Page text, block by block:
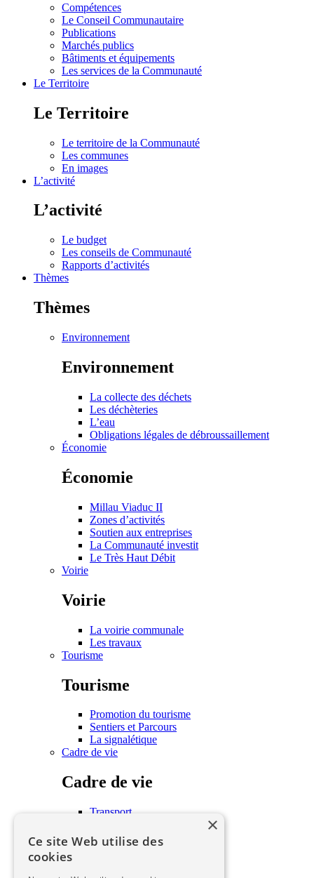
Compétences
Le Conseil Communautaire
Publications
Marchés publics
Bâtiments et équipements
Les services de la Communauté
Le Territoire
Le Territoire
Le territoire de la Communauté
Les communes
En images
L’activité
L’activité
Le budget
Les conseils de Communauté
Rapports d’activités
Thèmes
Thèmes
Environnement
Environnement
La collecte des déchets
Les déchèteries
L’eau
Obligations légales de débroussaillement
Économie
Économie
Millau Viaduc II
Zones d’activités
Soutien aux entreprises
La Communauté investit
Le Très Haut Débit
Voirie
Voirie
La voirie communale
Les travaux
Tourisme
Tourisme
Promotion du tourisme
Sentiers et Parcours
La signalétique
Cadre de vie
Cadre de vie
Transport
Associations
Écoles
Urbanisme
×
Ce site Web utilise des
cookies